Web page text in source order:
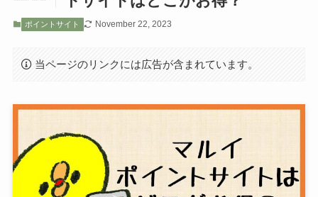
ポイントサイト November 22, 2023
当ページのリンクには広告が含まれています。